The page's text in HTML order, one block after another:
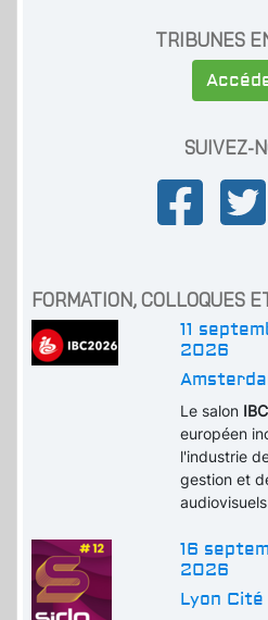
TRIBUNES
SUIVEZ-
FORMATION, COLLOQUES
11
2026
Le salon
européen
l'industrie
gestion et
16
2026
Lyon